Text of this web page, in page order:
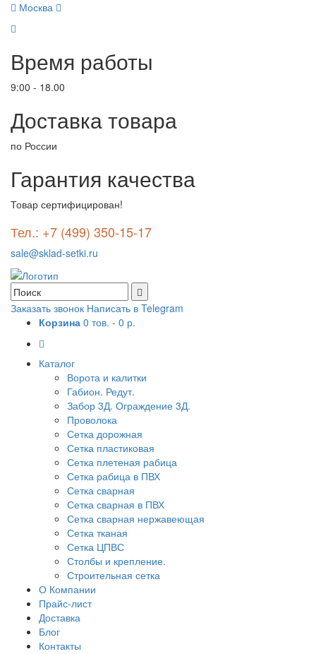
Москва
Время работы
9:00 - 18.00
Доставка товара
по России
Гарантия качества
Товар сертифицирован!
Тел.: +7 (499) 350-15-17
sale@sklad-setki.ru
Заказать звонок Написать в Telegram
Корзина 0 тов. - 0 р.
Каталог
Ворота и калитки
Габион. Редут.
Забор 3Д. Ограждение 3Д.
Проволока
Сетка дорожная
Сетка пластиковая
Сетка плетеная рабица
Сетка рабица в ПВХ
Сетка сварная
Сетка сварная в ПВХ
Сетка сварная нержавеющая
Сетка тканая
Сетка ЦПВС
Столбы и крепление.
Строительная сетка
О Компании
Прайс-лист
Доставка
Блог
Контакты